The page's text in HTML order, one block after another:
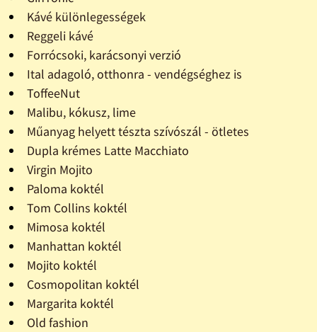
Kávé különlegességek
Reggeli kávé
Forrócsoki, karácsonyi verzió
Ital adagoló, otthonra - vendégséghez is
ToffeeNut
Malibu, kókusz, lime
Műanyag helyett tészta szívószál - ötletes
Dupla krémes Latte Macchiato
Virgin Mojito
Paloma koktél
Tom Collins koktél
Mimosa koktél
Manhattan koktél
Mojito koktél
Cosmopolitan koktél
Margarita koktél
Old fashion